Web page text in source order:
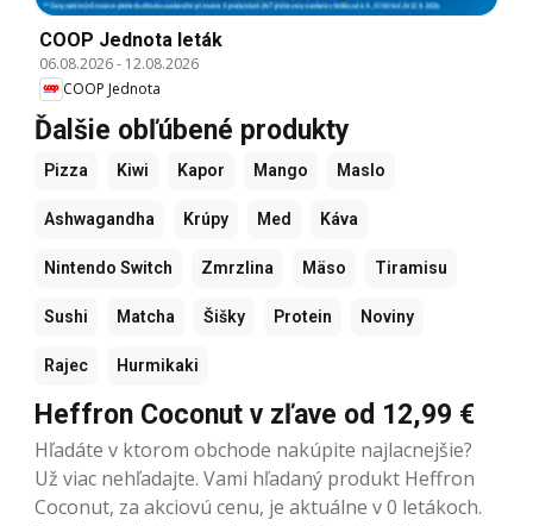
COOP Jednota leták
06.08.2026- 12.08.2026
COOP Jednota
Ďalšie obľúbené produkty
Pizza Kiwi Kapor Mango Maslo
Ashwagandha Krúpy Med Káva
Nintendo Switch Zmrzlina Mäso Tiramisu
Sushi Matcha Šišky Protein Noviny
Rajec Hurmikaki
Heffron Coconut v zľave od 12,99 €
Hľadáte v ktorom obchode nakúpite najlacnejšie?
Už viac nehľadajte. Vami hľadaný produkt Heffron
Coconut, za akciovú cenu, je aktuálne v 0 letákoch.